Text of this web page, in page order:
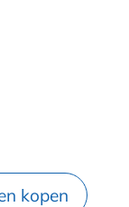
kopen